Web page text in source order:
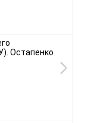
Остапенко